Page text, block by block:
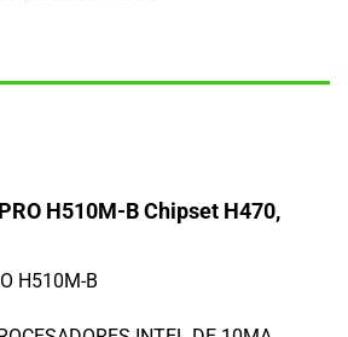
H510M-B Chipset H470,
H510M-B